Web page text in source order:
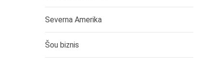
Severna Amerika
Šou biznis